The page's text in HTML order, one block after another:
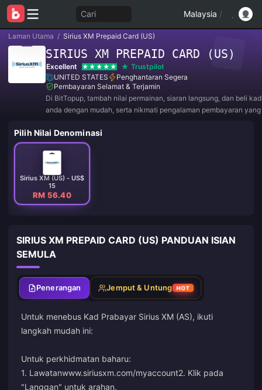
Cari Malaysia /
Laman Utama / Sirius XM Prepaid Card (US)
SIRIUS XM PREPAID CARD (US)
Excellent
Trustpilot
UNITED STATES
Penghantaran Segera
Pembayaran Selamat & Terjamin
Di BitTopup, tambah nilai permainan, siaran langsung, dan beli
anda dengan mudah, serta nikmati pengalaman pembayaran
Pilih Nilai Denominasi
Sirius XM (US) - US$
15
RM 56.40
SIRIUS XM PREPAID CARD (US) PANDUAN ISIAN
SEMULA
Penerangan Jemput & Untung HOT
Untuk menebus Kad Prabayar Sirius XM (AS), ikuti
langkah mudah ini:
Untuk perkhidmatan baharu:
1. Lawatanwww.siriusxm.com/myaccount2. Klik pada
"Langgan" untuk arahan.